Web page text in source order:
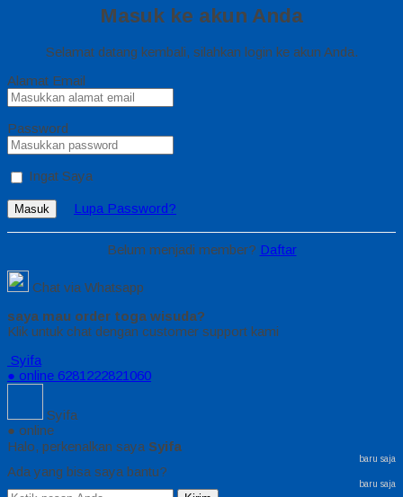
Masuk ke akun Anda
Selamat datang kembali, silahkan login ke akun Anda.
Alamat Email
Password
Ingat Saya
Masuk Lupa Password?
Belum menjadi member? Daftar
Chat via Whatsapp
saya mau order toga wisuda?
Klik untuk chat dengan customer support kami
Syifa
● online 6281222821060
Syifa
● online
Halo, perkenalkan saya Syifa
baru saja
Ada yang bisa saya bantu?
baru saja